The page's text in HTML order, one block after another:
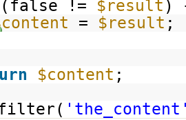
(false != $result )
= $result ;
$content ;